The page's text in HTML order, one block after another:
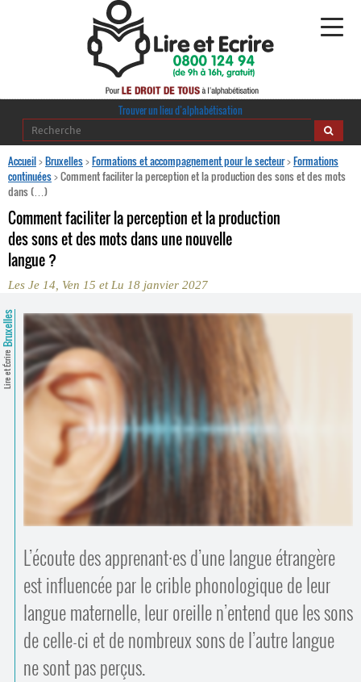
Alphabétisation
journaldelalpha.be
Comprendre et parler
Bienvenue en Belgique
Espace presse
Contacts
Trouver un lieu d’alphabétisation
Trouver un lieu d’alphabétisation
Accueil>Bruxelles>Formations et accompagnement pour le secteur>Formations
continuées>Comment faciliter la perception et la production des sons et des mots
dans (…)
Comment faciliter la perception et la production
des sons et des mots dans une nouvelle
langue ?
Les Je 14, Ven 15 et Lu 18 janvier 2027
Lire et Écrire
Bruxelles
L’écoute des apprenant·es d’une langue étrangère
est influencée par le crible phonologique de leur
langue maternelle, leur oreille n’entend que les sons
de celle-ci et de nombreux sons de l’autre langue
ne sont pas perçus.